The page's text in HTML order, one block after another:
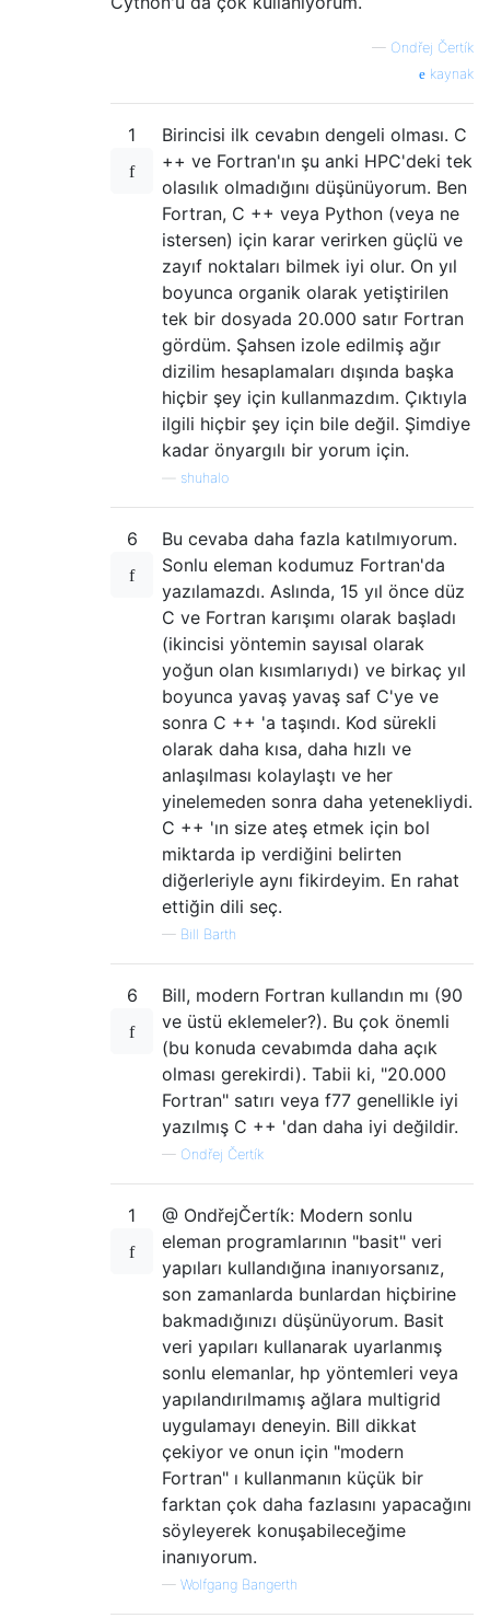
— Ondřej Čertík
kaynak
1
Birincisi ilk cevabın dengeli olması. C
++ ve Fortran'ın şu anki HPC'deki tek
olasılık olmadığını düşünüyorum. Ben
Fortran, C ++ veya Python (veya ne
istersen) için karar verirken güçlü ve
zayıf noktaları bilmek iyi olur. On yıl
boyunca organik olarak yetiştirilen
tek bir dosyada 20.000 satır Fortran
gördüm. Şahsen izole edilmiş ağır
dizilim hesaplamaları dışında başka
hiçbir şey için kullanmazdım. Çıktıyla
ilgili hiçbir şey için bile değil. Şimdiye
kadar önyargılı bir yorum için.
shuhalo
6
Bu cevaba daha fazla katılmıyorum.
Sonlu eleman kodumuz Fortran'da
yazılamazdı. Aslında, 15 yıl önce düz
C ve Fortran karışımı olarak başladı
(ikincisi yöntemin sayısal olarak
yoğun olan kısımlarıydı) ve birkaç yıl
boyunca yavaş yavaş saf C'ye ve
sonra C ++ 'a taşındı. Kod sürekli
olarak daha kısa, daha hızlı ve
anlaşılması kolaylaştı ve her
yinelemeden sonra daha yetenekliydi.
C ++ 'ın size ateş etmek için bol
miktarda ip verdiğini belirten
diğerleriyle aynı fikirdeyim. En rahat
ettiğin dili seç.
— Bill Barth
6
Bill, modern Fortran kullandın mı (90
ve üstü eklemeler?). Bu çok önemli
(bu konuda cevabımda daha açık
olması gerekirdi). Tabii ki, "20.000
Fortran" satırı veya f77 genellikle iyi
yazılmış C ++ 'dan daha iyi değildir.
— Ondřej Čertík
1
@ OndřejČertík: Modern sonlu
eleman programlarının "basit" veri
yapıları kullandığına inanıyorsanız,
son zamanlarda bunlardan hiçbirine
bakmadığınızı düşünüyorum. Basit
veri yapıları kullanarak uyarlanmış
sonlu elemanlar, hp yöntemleri veya
yapılandırılmamış ağlara multigrid
uygulamayı deneyin. Bill dikkat
çekiyor ve onun için "modern
Fortran" ı kullanmanın küçük bir
farktan çok daha fazlasını yapacağını
söyleyerek konuşabileceğime
inanıyorum.
— Wolfgang Bangerth